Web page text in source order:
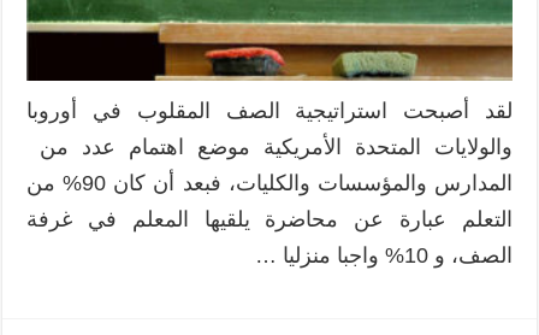
لقد أصبحت استراتيجية الصف المقلوب في أوروبا
والولايات المتحدة الأمريكية موضع اهتمام عدد من
المدارس والمؤسسات والكليات، فبعد أن كان 90% من
التعلم عبارة عن محاضرة يلقيها المعلم في غرفة
الصف، و 10% واجبا منزليا …